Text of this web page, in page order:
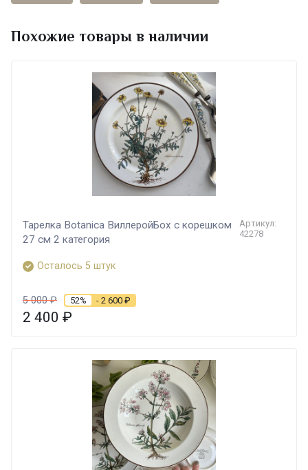
Похожие товары в наличии
Тарелка Botanica ВиллеройБох с корешком
27 см 2 категория
Артикул:
42278
Осталось 5 штук
5 000₽ 52% - 2 600 ₽
2 400 ₽